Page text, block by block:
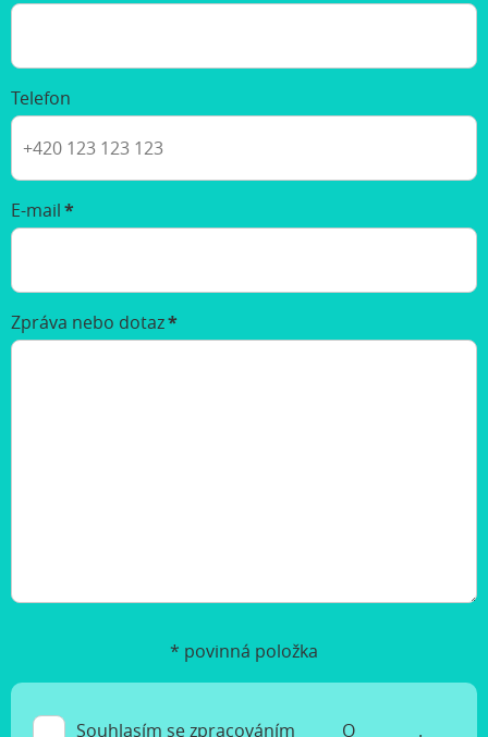
Telefon
E-mail*
Zpráva nebo dotaz*
* povinná položka
Souhlasím se zpracováním O .